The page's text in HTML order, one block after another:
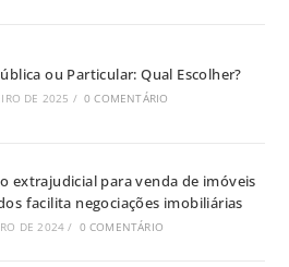
ou Particular: Qual Escolher?
DE 2025 / 0 COMENTÁRIO
extrajudicial para venda de imóveis
facilita negociações imobiliárias
DE 2024 / 0 COMENTÁRIO